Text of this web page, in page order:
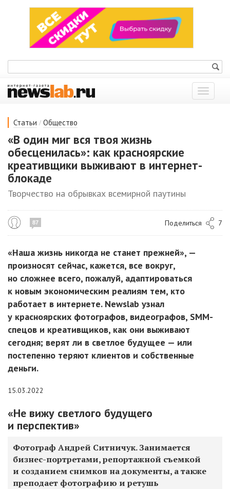
Показать
меню
Статьи / Общество
«В один миг вся твоя жизнь
обесценилась»: как красноярские
креативщики выживают в интернет-
блокаде
Творчество на обрывках всемирной паутины
87 Поделиться 7
«Наша жизнь никогда не станет прежней», —
произносят сейчас, кажется, все вокруг,
но сложнее всего, пожалуй, адаптироваться
к новым экономическим реалиям тем, кто
работает в интернете. Newslab узнал
у красноярских фотографов, видеографов, SMM-
спецов и креативщиков, как они выживают
сегодня; верят ли в светлое будущее — или
постепенно теряют клиентов и собственные
деньги.
15.03.2022
«Не вижу светлого будущего
и перспектив»
Фотограф Андрей Ситничук. Занимается
бизнес-портретами, репортажной съемкой
и созданием снимков на документы, а также
преподает фотографию и ретушь